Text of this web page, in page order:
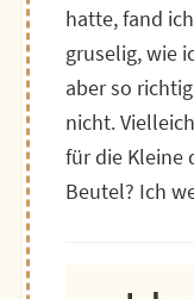
hatte, fand
gruselig, wie
aber so
nicht.
für die Kleine
Beutel? Ich